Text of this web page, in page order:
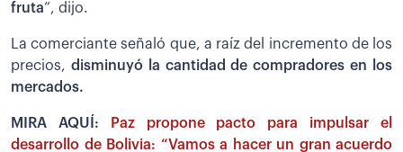
fruta”, dijo.
La comerciante señaló que, a raíz del incremento de los
precios, disminuyó la cantidad de compradores en los
mercados.
MIRA AQUÍ:
Paz propone pacto para impulsar el
desarrollo de Bolivia: “Vamos a hacer un gran acuerdo